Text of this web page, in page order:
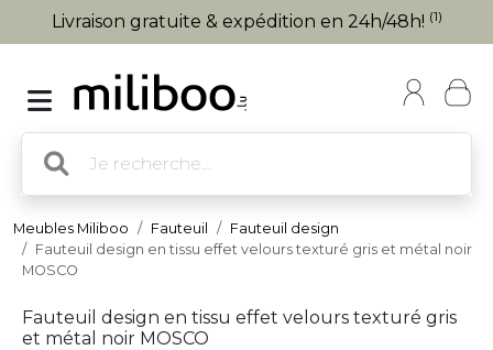
Livraison gratuite & expédition en 24h/48h! (1)
Meubles Miliboo Fauteuil
Fauteuil design
Fauteuil design en tissu effet velours texturé gris et métal noir
MOSCO
Fauteuil design en tissu effet velours texturé gris
et métal noir MOSCO